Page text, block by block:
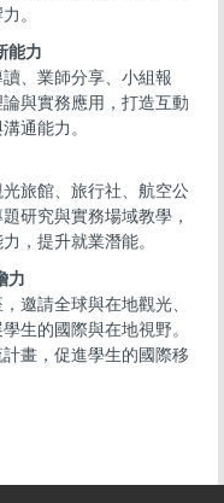
。
能力
、業師分享、小組報
與實務應用，打造互動
通能力。
旅館、旅行社、航空公
研究與實務場域教學，
，提升就業潛能。
力
邀請全球與在地觀光、
生的國際與在地視野。
畫，促進學生的國際移